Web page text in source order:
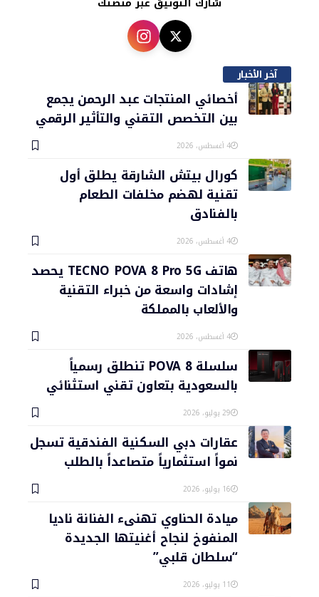
آخر الأخبار
أخصائي المنتجات عبد الرحمن يجمع
بين التخصص التقني والتأثير الرقمي
4 أغسطس، 2026
كورال بيتش الشارقة يطلق أول
تقنية لهضم مخلفات الطعام
بالفنادق
4 أغسطس، 2026
هاتف TECNO POVA 8 Pro 5G يحصد
إشادات واسعة من خبراء التقنية
والألعاب بالمملكة
4 أغسطس، 2026
سلسلة POVA 8 تنطلق رسمياً
بالسعودية بتعاون تقني استثنائي
29 يوليو، 2026
عقارات دبي السكنية الفندقية تسجل
نمواً استثمارياً متصاعداً بالطلب
16 يوليو، 2026
ميادة الحناوي تهنىء الفنانة ناديا
المنفوخ لنجاح أغنيتها الجديدة
“سلطان قلبي”
11 يوليو، 2026